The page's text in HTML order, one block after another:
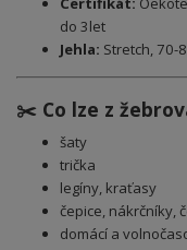
do 3let
Jehla: Stretch, 70-
✂️ Co lze z
šaty
trička
legíny, kraťasy
čepice, nákrčníky,
domácí a